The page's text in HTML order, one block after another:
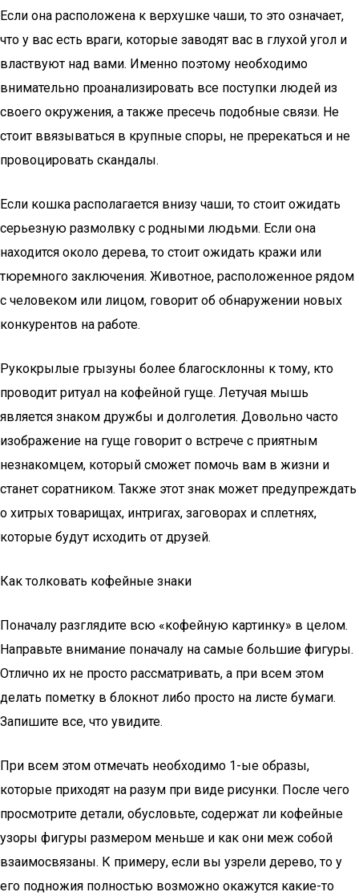
Если она расположена к верхушке чаши, то это означает,
что у вас есть враги, которые заводят вас в глухой угол и
властвуют над вами. Именно поэтому необходимо
внимательно проанализировать все поступки людей из
своего окружения, а также пресечь подобные связи. Не
стоит ввязываться в крупные споры, не пререкаться и не
провоцировать скандалы.
Если кошка располагается внизу чаши, то стоит ожидать
серьезную размолвку с родными людьми. Если она
находится около дерева, то стоит ожидать кражи или
тюремного заключения. Животное, расположенное рядом
с человеком или лицом, говорит об обнаружении новых
конкурентов на работе.
Рукокрылые грызуны более благосклонны к тому, кто
проводит ритуал на кофейной гуще. Летучая мышь
является знаком дружбы и долголетия. Довольно часто
изображение на гуще говорит о встрече с приятным
незнакомцем, который сможет помочь вам в жизни и
станет соратником. Также этот знак может предупреждать
о хитрых товарищах, интригах, заговорах и сплетнях,
которые будут исходить от друзей.
Как толковать кофейные знаки
Поначалу разглядите всю «кофейную картинку» в целом.
Направьте внимание поначалу на самые большие фигуры.
Отлично их не просто рассматривать, а при всем этом
делать пометку в блокнот либо просто на листе бумаги.
Запишите все, что увидите.
При всем этом отмечать необходимо 1-ые образы,
которые приходят на разум при виде рисунки. После чего
просмотрите детали, обусловьте, содержат ли кофейные
узоры фигуры размером меньше и как они меж собой
взаимосвязаны. К примеру, если вы узрели дерево, то у
его подножия полностью возможно окажутся какие-то